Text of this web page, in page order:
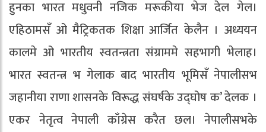
हुनका भारत मधुवनी नजिक मरूकीया भेज देल गेल।
एहिठामसँ ओ मैट्रिकतक शिक्षा आर्जित केलैन । अध्ययन
कालमे ओ भारतीय स्वतन्त्रता संग्राममे सहभागी भेलाह।
भारत स्वतन्त्र भ गेलाक बाद भारतीय भूमिसँ नेपालीसभ
जहानीया राणा शासनके विरूद्ध संघर्षके उद्घोष क’ देलक ।
एकर नेतृत्व नेपाली काँग्रेस करैत छल। नेपालीसभके